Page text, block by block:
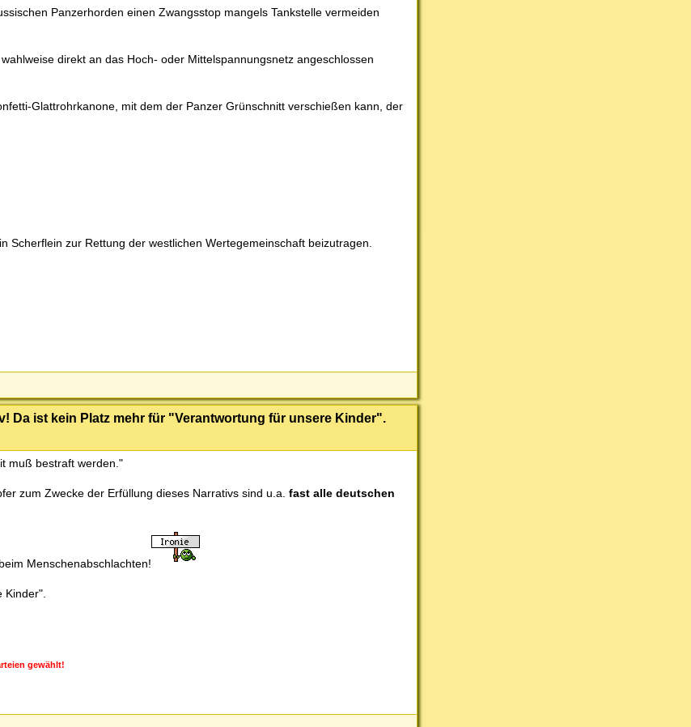
Panzerhorden einen Zwangsstop mangels Tankstelle vermeiden
direkt an das Hoch- oder Mittelspannungsnetz angeschlossen
Glattrohrkanone, mit dem der Panzer Grünschnitt verschießen kann, der
Scherflein zur Rettung der westlichen Wertegemeinschaft beizutragen.
Da ist kein Platz mehr für "Verantwortung für unsere Kinder".
muß bestraft werden."
zum Zwecke der Erfüllung dieses Narrativs sind u.a. fast alle deutschen
Menschenabschlachten!
Kinder".
gewählt!